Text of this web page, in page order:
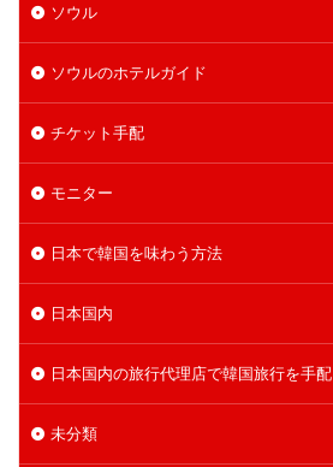
ソウル
ソウルのホテルガイド
チケット手配
モニター
日本で韓国を味わう方法
日本国内
日本国内の旅行代理店で韓国旅行を手配
未分類